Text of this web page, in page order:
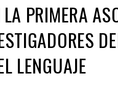
PRIMERA
LENGUAJE